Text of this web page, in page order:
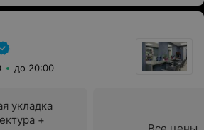
до 20:00
укладка
+